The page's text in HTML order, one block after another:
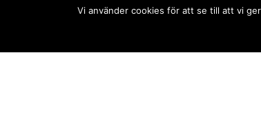
Vi använder cookies för att se till att vi